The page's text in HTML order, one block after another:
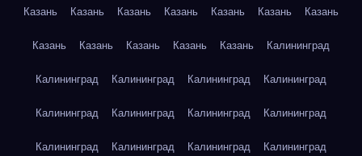
Казань Казань Казань Казань Казань Казань Казань
Казань Казань Казань Казань Казань Калининград
Калининград Калининград Калининград Калининград
Калининград Калининград Калининград Калининград
Калининград Калининград Калининград Калининград